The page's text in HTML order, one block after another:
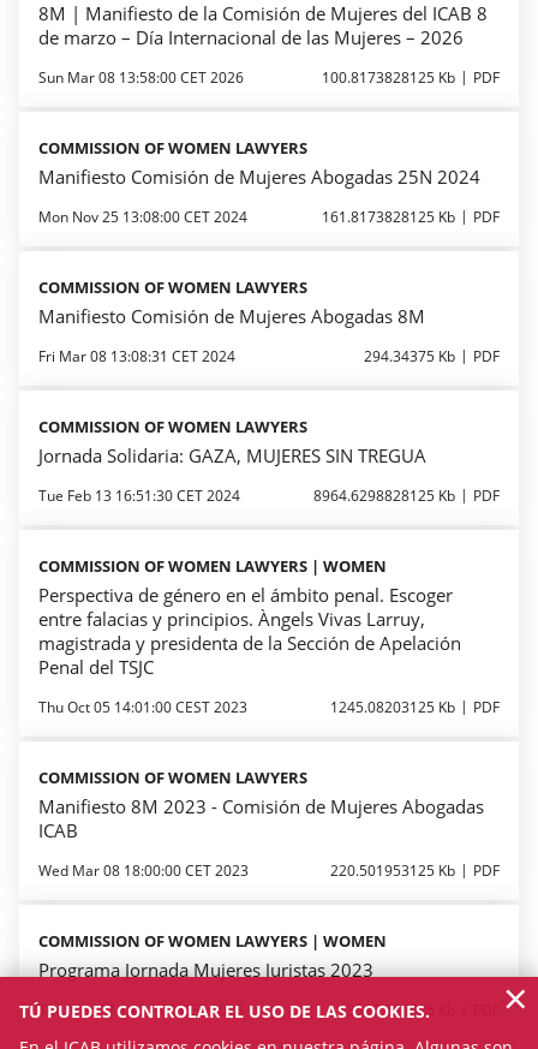
8M | Manifiesto de la Comisión de Mujeres del ICAB 8
de marzo – Día Internacional de las Mujeres – 2026
Sun Mar 08 13:58:00 CET 2026 100.8173828125 Kb PDF
COMMISSION OF WOMEN LAWYERS
Manifiesto Comisión de Mujeres Abogadas 25N 2024
Mon Nov 25 13:08:00 CET 2024 161.8173828125 Kb PDF
COMMISSION OF WOMEN LAWYERS
Manifiesto Comisión de Mujeres Abogadas 8M
Fri Mar 08 13:08:31 CET 2024 294.34375 Kb PDF
COMMISSION OF WOMEN LAWYERS
Jornada Solidaria: GAZA, MUJERES SIN TREGUA
Tue Feb 13 16:51:30 CET 2024 8964.6298828125 Kb PDF
COMMISSION OF WOMEN LAWYERS | WOMEN
Perspectiva de género en el ámbito penal. Escoger
entre falacias y principios. Àngels Vivas Larruy,
magistrada y presidenta de la Sección de Apelación
Penal del TSJC
Thu Oct 05 14:01:00 CEST 2023 1245.08203125 Kb PDF
COMMISSION OF WOMEN LAWYERS
Manifiesto 8M 2023 - Comisión de Mujeres Abogadas
ICAB
Wed Mar 08 18:00:00 CET 2023 220.501953125 Kb PDF
COMMISSION OF WOMEN LAWYERS | WOMEN
Programa Jornada Mujeres Juristas 2023
Tue Mar 07 14:01:00 CET 2023 3395.765625 Kb
TÚ PUEDES CONTROLAR EL USO DE LAS COOKIES.
×